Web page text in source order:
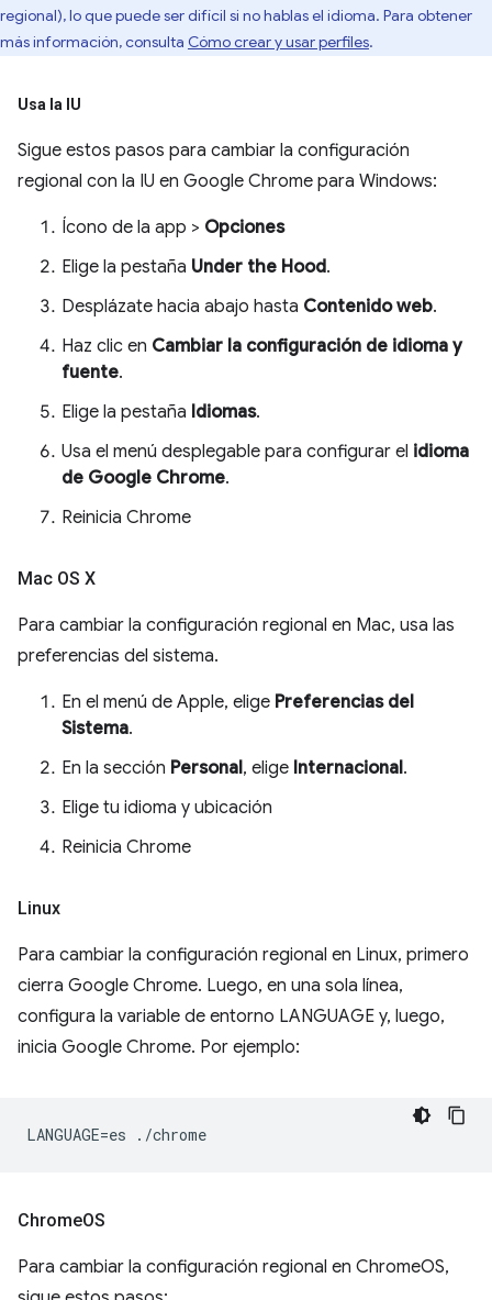
regional), lo que puede ser difícil si no hablas el idioma. Para obtener
más información, consulta Cómo crear y usar perfiles.
Usa la IU
Sigue estos pasos para cambiar la configuración
regional con la IU en Google Chrome para Windows:
Ícono de la app > Opciones
Elige la pestaña Under the Hood.
Desplázate hacia abajo hasta Contenido web.
Haz clic en Cambiar la configuración de idioma y
fuente.
Elige la pestaña Idiomas.
Usa el menú desplegable para configurar el idioma
de Google Chrome.
Reinicia Chrome
Mac OS X
Para cambiar la configuración regional en Mac, usa las
preferencias del sistema.
En el menú de Apple, elige Preferencias del
Sistema.
En la sección Personal, elige Internacional.
Elige tu idioma y ubicación
Reinicia Chrome
Linux
Para cambiar la configuración regional en Linux, primero
cierra Google Chrome. Luego, en una sola línea,
configura la variable de entorno LANGUAGE y, luego,
inicia Google Chrome. Por ejemplo:
ChromeOS
Para cambiar la configuración regional en ChromeOS,